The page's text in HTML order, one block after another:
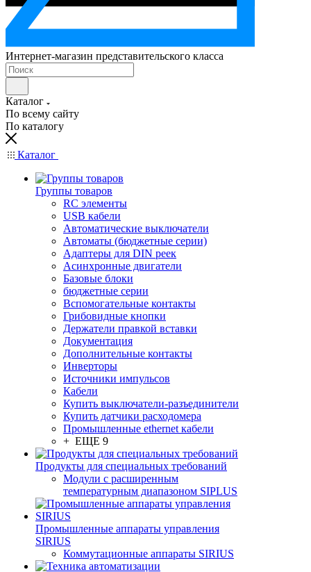
Интернет-магазин представительского класса
Каталог
По всему сайту
По каталогу
Каталог
Группы товаров
RC элементы
USB кабели
Автоматические выключатели
Автоматы (бюджетные серии)
Адаптеры для DIN реек
Асинхронные двигатели
Базовые блоки
бюджетные серии
Вспомогательные контакты
Грибовидные кнопки
Держатели правкой вставки
Документация
Дополнительные контакты
Инверторы
Источники импульсов
Кабели
Купить выключатели-разъединители
Купить датчики расходомера
Промышленные ethernet кабели
+ ЕЩЕ 9
Продукты для специальных требований
Модули с расширенным
температурным диапазоном SIPLUS
Промышленные аппараты управления
SIRIUS
Коммутационные аппараты SIRIUS